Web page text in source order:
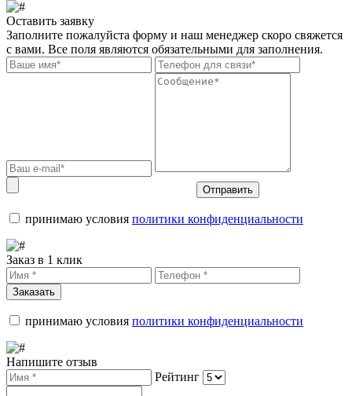
Оставить заявку
Заполните пожалуйста форму и наш менеджер скоро свяжется
с вами. Все поля являются обязательными для заполнения.
Отправить
принимаю условия политики конфиденциальности
Заказ в 1 клик
Заказать
принимаю условия политики конфиденциальности
Напишите отзыв
Рейтинг